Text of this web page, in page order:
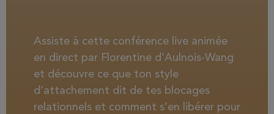
Assiste à cette conférence live animée
en direct par Florentine d’Aulnois-Wang
et découvre ce que ton style
d’attachement dit de tes blocages
relationnels et comment s’en libérer pour